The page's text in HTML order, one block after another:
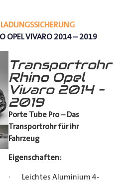
LADUNGSSICHERUNG
OPEL VIVARO 2014 – 2019
Transportrohr
Rhino Opel
Vivaro 2014 –
2019
Porte Tube Pro – Das
Transportrohr für ihr
Fahrzeug
Eigenschaften:
· Leichtes Aluminium 4-